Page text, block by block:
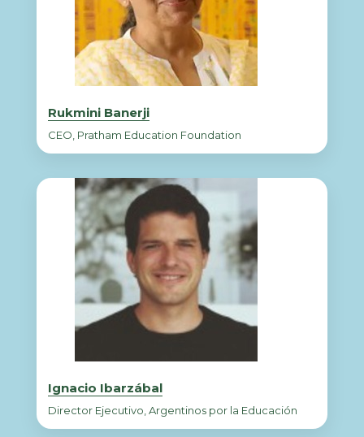
Rukmini Banerji
CEO, Pratham Education Foundation
Ignacio Ibarzábal
Director Ejecutivo, Argentinos por la Educación